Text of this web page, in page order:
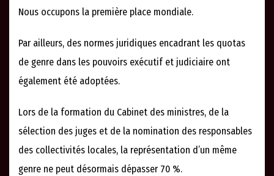
Nous occupons la première place mondiale.
Par ailleurs, des normes juridiques encadrant les quotas
de genre dans les pouvoirs exécutif et judiciaire ont
également été adoptées.
Lors de la formation du Cabinet des ministres, de la
sélection des juges et de la nomination des responsables
des collectivités locales, la représentation d’un même
genre ne peut désormais dépasser 70 %.